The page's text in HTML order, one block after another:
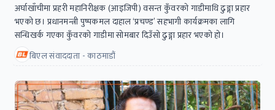
अर्घाखाँचीमा प्रहरी महानिरीक्षक (आइजिपी) वसन्त कुँवरकाे गाडीमाथि ढुङ्गा प्रहार
भएकाे छ। प्रधानमन्त्री पुष्पकमल दाहाल ‘प्रचण्ड’ सहभागी कार्यक्रमका लागि
सन्धिखर्क गएका कुँवरकाे गाडीमा साेमबार दिउँसाे ढुङ्गा प्रहार भएकाे हाे।
बिएल संवाददाता - काठमाडौं